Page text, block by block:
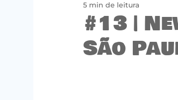
#13 |
São
5 min de leitura